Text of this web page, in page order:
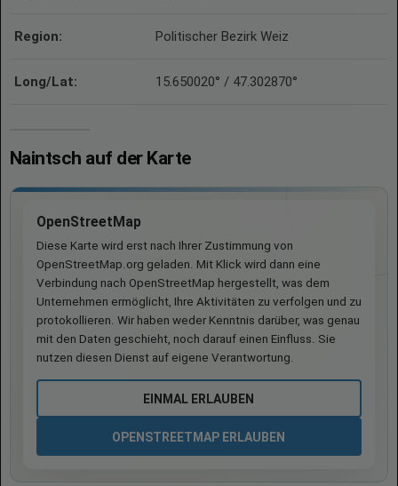
Region: Politischer Bezirk Weiz
Long/Lat: 15.650020° / 47.302870°
Naintsch auf der Karte
OpenStreetMap
Diese Karte wird erst nach Ihrer Zustimmung von
OpenStreetMap.org geladen. Mit Klick wird dann eine
Verbindung nach OpenStreetMap hergestellt, was dem
Unternehmen ermöglicht, Ihre Aktivitäten zu verfolgen und zu
protokollieren. Wir haben weder Kenntnis darüber, was genau
mit den Daten geschieht, noch darauf einen Einfluss. Sie
nutzen diesen Dienst auf eigene Verantwortung.
EINMAL ERLAUBEN
OPENSTREETMAP ERLAUBEN